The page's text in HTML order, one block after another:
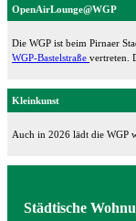
OpenAirLounge@WGP
Die WGP ist beim Pirnaer
WGP-Bastelstraße vertreten.
Kleinkunst
Auch in 2026 lädt die WGP
Städtische